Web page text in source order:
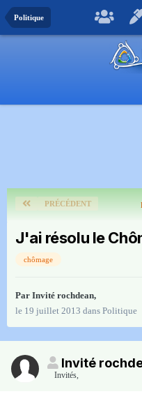
Politique
PRÉCÉDENT
J'ai résolu le
chômage
Par Invité rochdean,
le 19 juillet 2013 dans Politique
Invité
Invités,